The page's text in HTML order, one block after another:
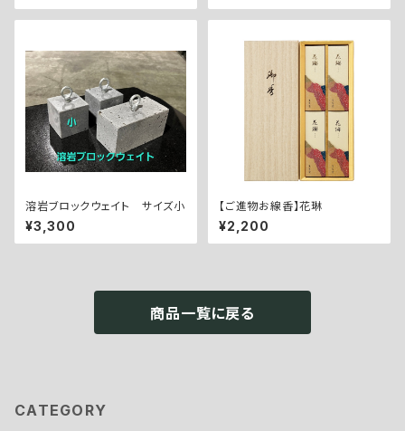
溶岩ブロックウェイト サイズ小
¥3,300
【ご進物お線香】花琳
¥2,200
商品一覧に戻る
CATEGORY